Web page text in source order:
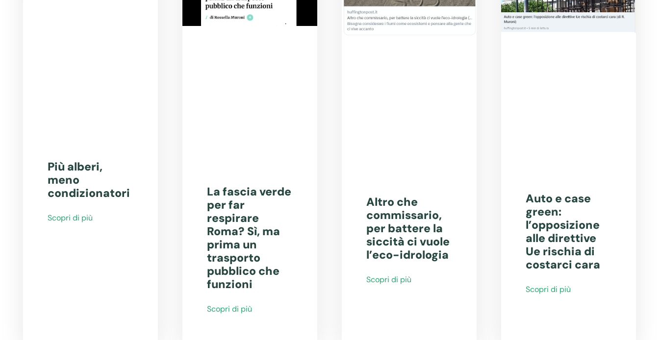
Più alberi,
meno
condizionatori
Scopri di più
La fascia verde
per far
respirare
Roma? Sì, ma
prima un
trasporto
pubblico che
funzioni
Scopri di più
Altro che
commissario,
per battere la
siccità ci vuole
l’eco-idrologia
Scopri di più
Auto e case
green:
l’opposizione
alle direttive
Ue rischia di
costarci cara
Scopri di più